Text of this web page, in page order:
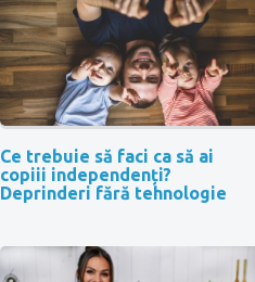
Ce trebuie să faci ca să ai
copiii independenți?
Deprinderi fără tehnologie